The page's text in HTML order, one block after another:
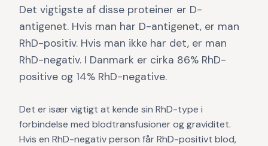
Det vigtigste af disse proteiner er D-
antigenet. Hvis man har D-antigenet, er man
RhD-positiv. Hvis man ikke har det, er man
RhD-negativ. I Danmark er cirka 86% RhD-
positive og 14% RhD-negative.
Det er især vigtigt at kende sin RhD-type i
forbindelse med blodtransfusioner og graviditet.
Hvis en RhD-negativ person får RhD-positivt blod,